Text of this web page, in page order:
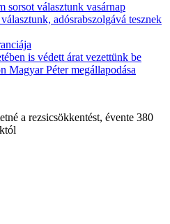
sorsot választunk vasárnap
adósrabszolgává tesznek
is védett árat vezettünk be
Magyar Péter megállapodása
a rezsicsökkentést, évente 380